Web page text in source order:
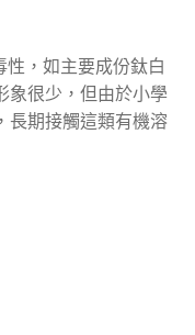
，如主要成份鈦白
象很少，但由於小學
長期接觸這類有機溶